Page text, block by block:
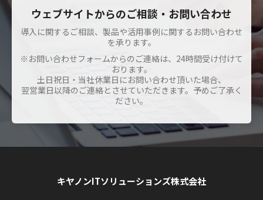
ウェブサイトからのご相談・お問い合わせ
導入に関するご相談、製品や活用事例に関するお問い合わせ
を承ります。
※お問い合わせフォームからのご連絡は、24時間受け付けて
おります。
土日祝日・当社休業日にお問い合わせ頂いた場合、
翌営業日以降のご連絡とさせていただきます。予めご了承く
ださい。
キヤノンITソリューションズ株式会社